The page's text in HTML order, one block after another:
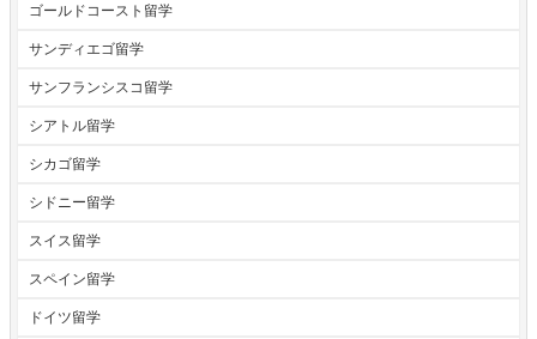
ゴールドコースト留学
サンディエゴ留学
サンフランシスコ留学
シアトル留学
シカゴ留学
シドニー留学
スイス留学
スペイン留学
ドイツ留学